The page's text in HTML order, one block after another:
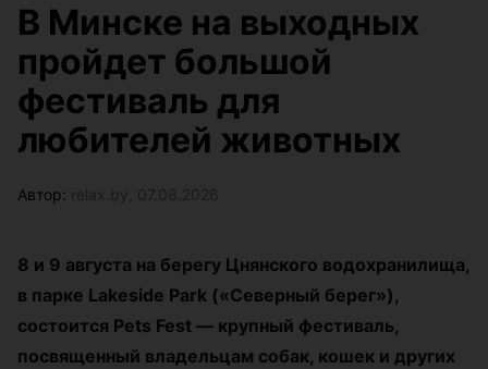
В Минске на выходных
пройдет большой
фестиваль для
любителей животных
Автор:
8 и 9 августа на берегу Цнянского водохранилища,
в парке Lakeside Park («Северный берег»),
состоится Pets Fest — крупный фестиваль,
посвященный владельцам собак, кошек и других